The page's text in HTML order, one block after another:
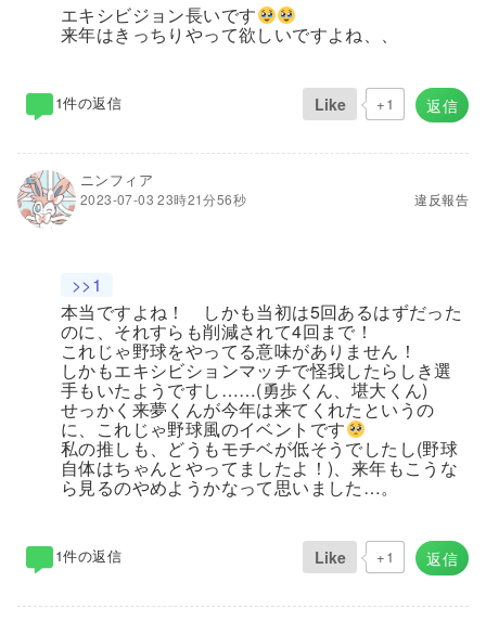
エキシビジョン長いです
来年はきっちりやって欲しいですよね、、
返信
Like +1
1件の返信
ニンフィア
2023-07-03 23時21分56秒 違反報告
>>1
本当ですよね！ しかも当初は5回あるはずだった
のに、それすらも削減されて4回まで！
これじゃ野球をやってる意味がありません！
しかもエキシビションマッチで怪我したらしき選
手もいたようですし……(勇歩くん、堪大くん)
せっかく来夢くんが今年は来てくれたというの
に、これじゃ野球風のイベントです
私の推しも、どうもモチベが低そうでしたし(野球
自体はちゃんとやってましたよ！)、来年もこうな
ら見るのやめようかなって思いました…。
返信
Like +1
1件の返信